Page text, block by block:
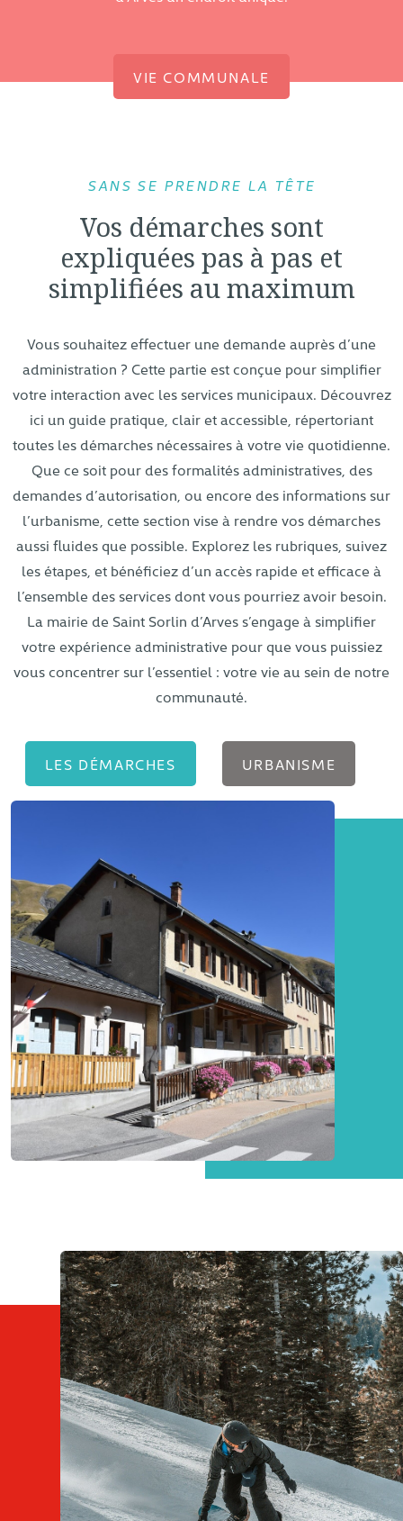
VIE COMMUNALE
SANS SE PRENDRE LA TÊTE
Vos démarches sont
expliquées pas à pas et
simplifiées au maximum
Vous souhaitez effectuer une demande auprès d’une
administration ? Cette partie est conçue pour simplifier
votre interaction avec les services municipaux. Découvrez
ici un guide pratique, clair et accessible, répertoriant
toutes les démarches nécessaires à votre vie quotidienne.
Que ce soit pour des formalités administratives, des
demandes d’autorisation, ou encore des informations sur
l’urbanisme, cette section vise à rendre vos démarches
aussi fluides que possible. Explorez les rubriques, suivez
les étapes, et bénéficiez d’un accès rapide et efficace à
l’ensemble des services dont vous pourriez avoir besoin.
La mairie de Saint Sorlin d’Arves s’engage à simplifier
votre expérience administrative pour que vous puissiez
vous concentrer sur l’essentiel : votre vie au sein de notre
communauté.
LES DÉMARCHES URBANISME